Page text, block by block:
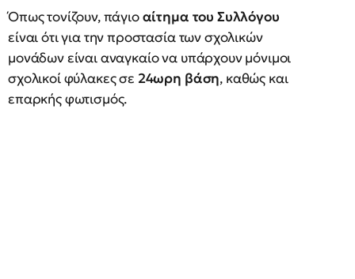
Όπως τονίζουν, πάγιοαίτημα του Συλλόγου
είναι ότι για την προστασία των σχολικών
μονάδων είναι αναγκαίο να υπάρχουν μόνιμοι
σχολικοί φύλακες σε 24ωρη βάση, καθώς και
επαρκής φωτισμός.